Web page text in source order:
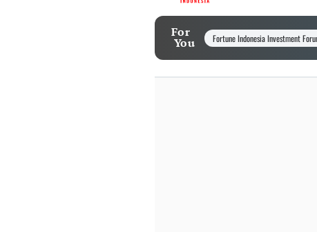
For
You Fortune Indonesia Investment